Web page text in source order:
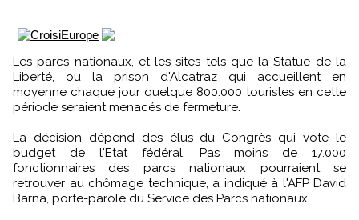
Les parcs nationaux, et les sites tels que la Statue de la
Liberté, ou la prison d'Alcatraz qui accueillent en
moyenne chaque jour quelque 800.000 touristes en cette
période seraient menacés de fermeture.
La décision dépend des élus du Congrès qui vote le
budget de l'Etat fédéral. Pas moins de 17.000
fonctionnaires des parcs nationaux pourraient se
retrouver au chômage technique, a indiqué à l'AFP David
Barna, porte-parole du Service des Parcs nationaux.